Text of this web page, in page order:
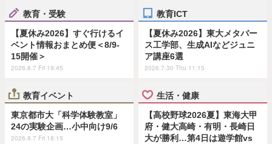
教育・受験
【夏休み2026】すぐ行けるイ
ベント情報おまとめ便＜8/9-
15開催＞
2026.8.7 Fri 19:45
教育ICT
【夏休み2026】東大メタバー
ス工学部、生成AIなどジュニ
ア講座6選
2026.7.30 Thu 11:15
教育イベント
東京都市大「科学体験教室」
24の実験企画…小中向け9/6
2026.8.7 Fri 18:15
生活・健康
【高校野球2026夏】東海大甲
府・健大高崎・有明・長崎日
大が勝利…第4日は遊学館vs